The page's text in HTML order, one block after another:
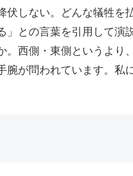
伏しない。どんな犠牲を
」との言葉を引用して演
西側・東側というより
腕が問われています。私